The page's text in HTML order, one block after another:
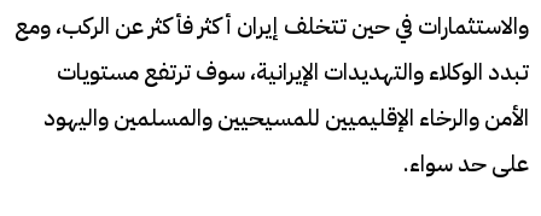
والاستثمارات في حين تتخلف إيران أكثر فأكثر عن الركب، ومع
تبدد الوكلاء والتهديدات الإيرانية، سوف ترتفع مستويات
الأمن والرخاء الإقليميين للمسيحيين والمسلمين واليهود
على حد سواء.